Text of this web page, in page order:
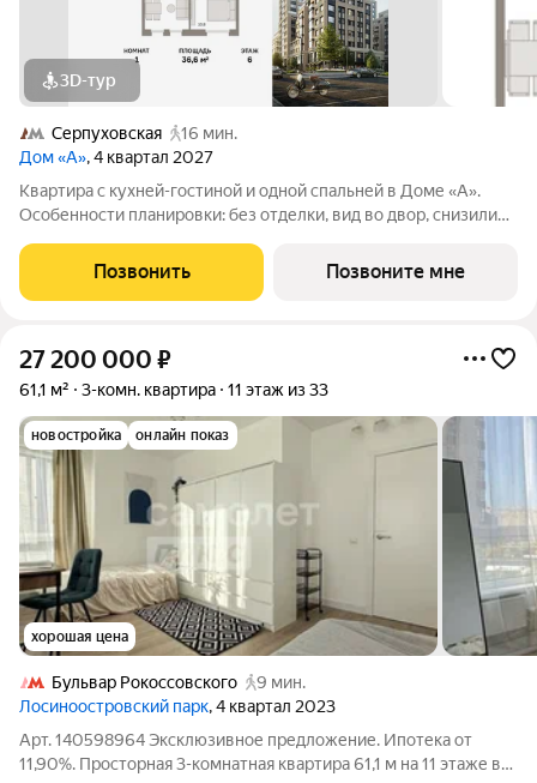
3D-тур
Серпуховская
16 мин.
Дом «А», 4 квартал 2027
Квартира с кухней-гостиной и одной спальней в Доме «А».
Особенности планировки: без отделки, вид во двор, снизили
застройщика Брусника располагается на границе с ЦАО, рядом
с метро Павелецкая. В
Позвонить Позвоните мне
27 200 000 ₽
61,1 м² 3-комн. квартира 11 этаж из 33
новостройка онлайн показ
хорошая цена
Бульвар Рокоссовского
9 мин.
Лосиноостровский парк, 4 квартал 2023
Арт. 140598964 Эксклюзивное предложение. Ипотека от
11,90%. Просторная 3-комнатная квартира 61,1 м на 11 этаже в